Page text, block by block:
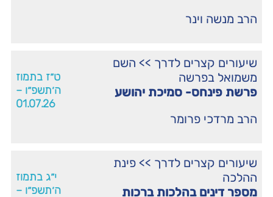
הרב מנשה וינר
שיעורים קצרים לדרך >> השם
משמואל בפרשה
פרשת פינחס- סמיכת יהושע
הרב מרדכי פרומר
ט״ז בתמוז
ה׳תשפ״ו –
01.07.26
שיעורים קצרים לדרך >> פינת
ההלכה
מספר דינים בהלכות ברכות
י״ג בתמוז
ה׳תשפ״ו –